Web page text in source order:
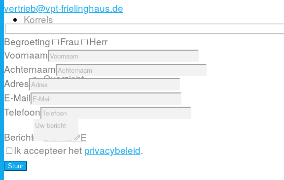
Korrels
Overzicht
Bio-HDPE
vertrieb@vpt-frielinghaus.de
Begroeting Frau
Herr
Voornaam
Achternaam
Adres
E-Mail
Telefoon
Bericht
Ik accepteer het privacybeleid.
Please